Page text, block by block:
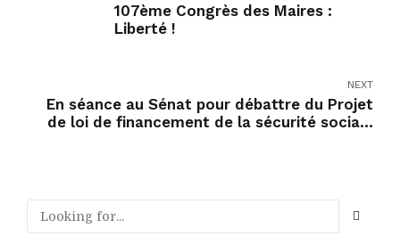
107ème Congrès des Maires :
Liberté !
NEXT
En séance au Sénat pour débattre du Projet
de loi de financement de la sécurité sociale